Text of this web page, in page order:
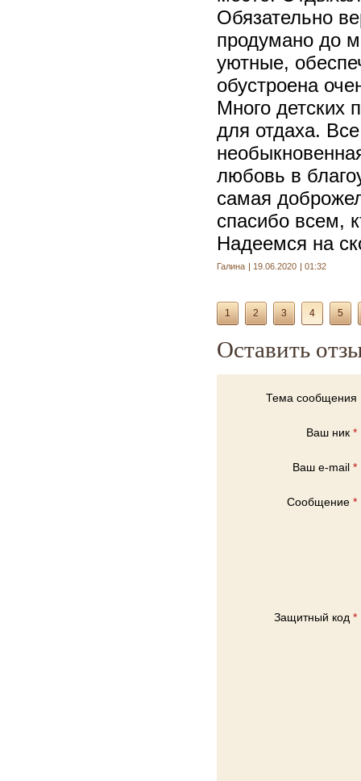
Обязательно
продумано до
уютные,
обустроена
Много детских
для отдаха.
любовь в
самая
спасибо всем,
Надеемся на
Галина 19.06.2020 01:32
1 2 3 4 5
Оставить
Тема сообщения
Ваш ник *
Ваш e-mail *
Сообщение *
Защитный код *